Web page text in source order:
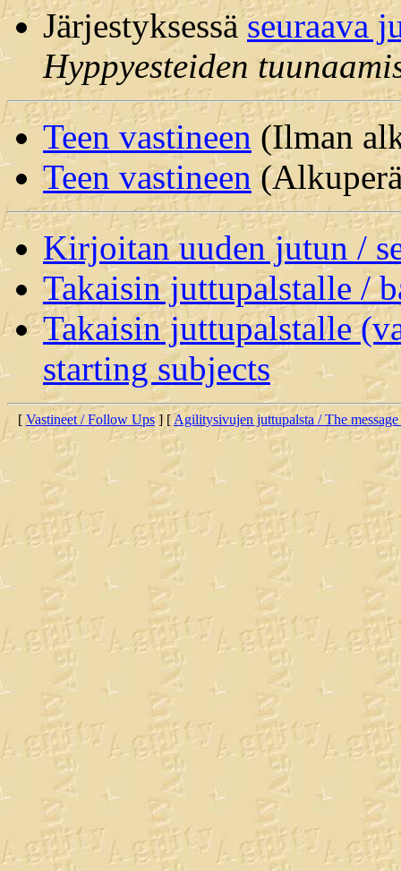
Järjestyksessäseuraava
Hyppyesteiden
Teen vastineen (Ilman
Teen vastineen
Kirjoitan uuden jutun /
Takaisin juttupalstalle /
Takaisin juttupalstalle
starting subjects
[ Vastineet / Follow Ups] [Agilitysivujen juttupalsta / The